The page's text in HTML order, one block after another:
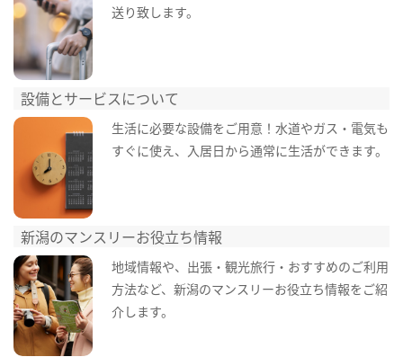
送り致します。
設備とサービスについて
生活に必要な設備をご用意！水道やガス・電気も
すぐに使え、入居日から通常に生活ができます。
新潟のマンスリーお役立ち情報
地域情報や、出張・観光旅行・おすすめのご利用
方法など、新潟のマンスリーお役立ち情報をご紹
介します。